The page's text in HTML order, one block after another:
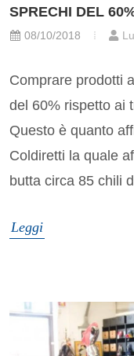
SPRECHI DEL
08/10/2018
Comprare prodotti
del 60% rispetto ai
Questo è quanto
Coldiretti la quale
butta circa 85 chili
Leggi